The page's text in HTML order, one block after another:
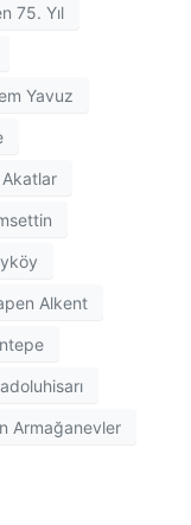
75. Yıl
Yavuz
Alkent
Armağanevler